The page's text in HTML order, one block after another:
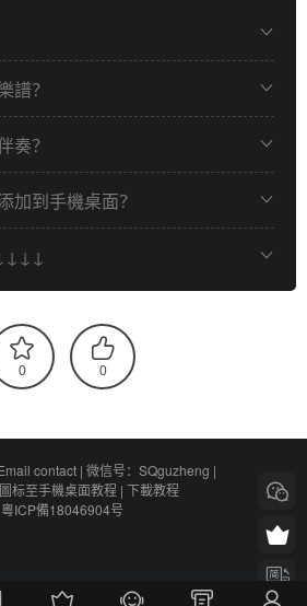
譜？
奏？
加到手機桌面？
0 0
contact | 微信号：SQguzheng |
标至手機桌面教程| 下載教程
粵ICP備18046904号